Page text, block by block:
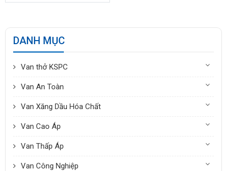
DANH MỤC
Van thở KSPC
Van An Toàn
Van Xăng Dầu Hóa Chất
Van Cao Áp
Van Thấp Áp
Van Công Nghiệp